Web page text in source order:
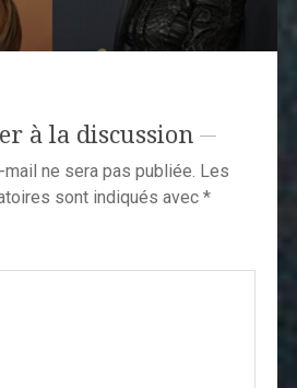
à la discussion
ne sera pas publiée. Les
sont indiqués avec *